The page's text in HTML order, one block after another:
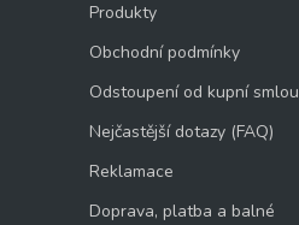
Produkty
Obchodní podmínky
Odstoupení od kupní
Nejčastější dotazy (FAQ)
Reklamace
Doprava, platba a balné